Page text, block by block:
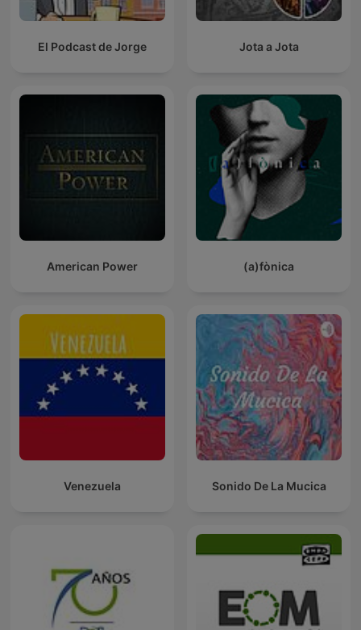
El Podcast de Jorge Jota a Jota
American Power (a)fònica
Venezuela Sonido De La Mucica